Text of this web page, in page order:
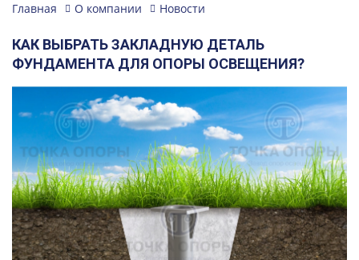
Главная О компании Новости
КАК ВЫБРАТЬ ЗАКЛАДНУЮ ДЕТАЛЬ
ФУНДАМЕНТА ДЛЯ ОПОРЫ ОСВЕЩЕНИЯ?